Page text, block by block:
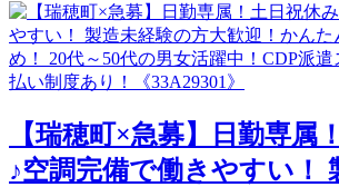
【瑞穂町×急募】日勤専属
♪空調完備で働きやすい！